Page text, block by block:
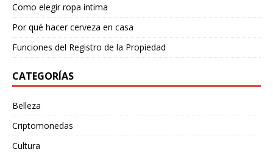
Como elegir ropa íntima
Por qué hacer cerveza en casa
Funciones del Registro de la Propiedad
CATEGORÍAS
Belleza
Criptomonedas
Cultura